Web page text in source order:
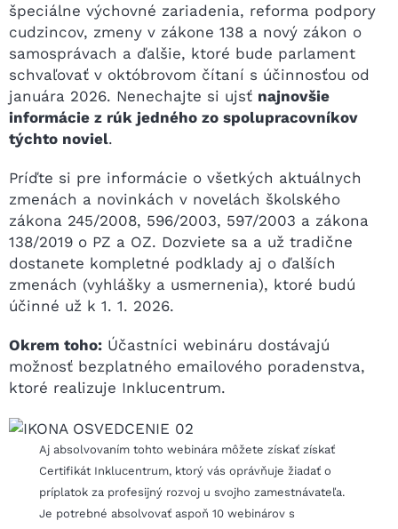
špeciálne výchovné zariadenia, reforma podpory
cudzincov, zmeny v zákone 138 a nový zákon o
samosprávach a ďalšie, ktoré bude parlament
schvaľovať v októbrovom čítaní s účinnosťou od
januára 2026. Nenechajte si ujsť najnovšie
informácie z rúk jedného zo spolupracovníkov
týchto noviel.
Príďte si pre informácie o všetkých aktuálnych
zmenách a novinkách v novelách školského
zákona 245/2008, 596/2003, 597/2003 a zákona
138/2019 o PZ a OZ. Dozviete sa a už tradične
dostanete kompletné podklady aj o ďalších
zmenách (vyhlášky a usmernenia), ktoré budú
účinné už k 1. 1. 2026.
Okrem toho: Účastníci webináru dostávajú
možnosť bezplatného emailového poradenstva,
ktoré realizuje Inklucentrum.
Aj absolvovaním tohto webinára môžete získať získať
Certifikát Inklucentrum, ktorý vás oprávňuje žiadať o
príplatok za profesijný rozvoj u svojho zamestnávateľa.
Je potrebné absolvovať aspoň 10 webinárov s